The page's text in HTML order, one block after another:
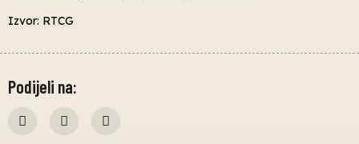
Izvor: RTCG
Podijeli na: